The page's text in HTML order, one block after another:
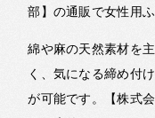
部】の通販で女性用
綿や麻の天然素材を
く、気になる締め付
が可能です。【株式